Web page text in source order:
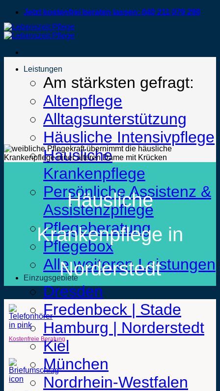
Zum
springen
Jetzt kostenfrei beraten lassen: 040 211 079 290
Leistungen
Am stärksten gefragt:
Altenpflege
Alltagsunterstützung
Häusliche Intensivpflege
Häusliche
Krankenpflege
Persönliche Assistenz &
Assistenzpflege
Pflegeberatung
Pflegebox
Alle weiteren Leistungen
Einzugsgebiete
Dresden
Fredenbeck | Stade
Hamburg | Norderstedt
Kiel
München
Nordrhein-Westfalen
Häusliche
Krankenpflege in
Norderstedt
Kostenfreie Beratung